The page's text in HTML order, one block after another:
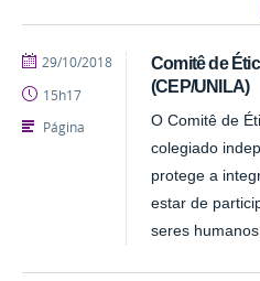
Comitê de
(CEP/UNILA)
O Comitê de
colegiado
protege a
estar de
seres humanos
publicado
29/10/2018
15h17
Página